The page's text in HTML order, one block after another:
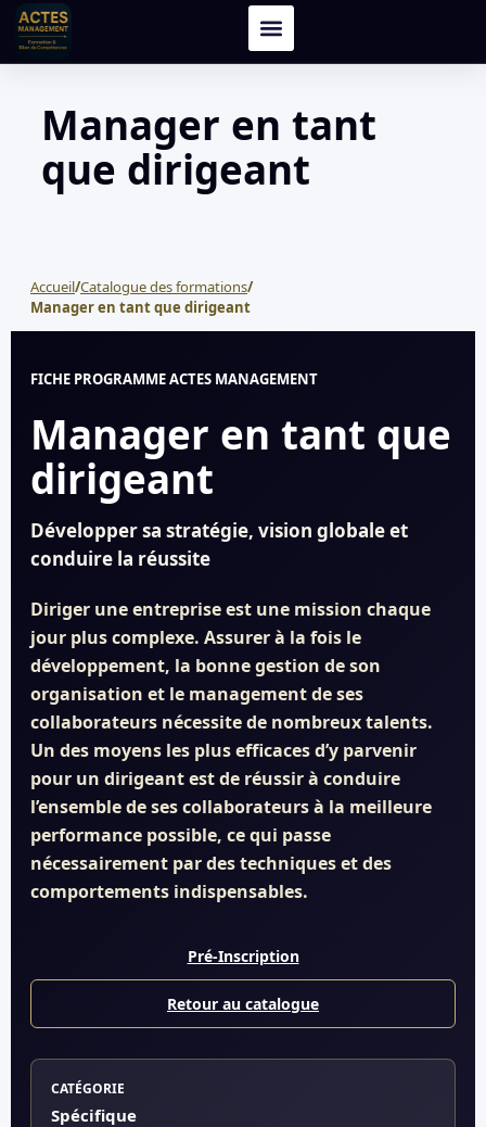
Manager en tant
que dirigeant
Accueil/Catalogue des formations/
Manager en tant que dirigeant
FICHE PROGRAMME ACTES MANAGEMENT
Manager en tant que
dirigeant
Développer sa stratégie, vision globale et
conduire la réussite
Diriger une entreprise est une mission chaque
jour plus complexe. Assurer à la fois le
développement, la bonne gestion de son
organisation et le management de ses
collaborateurs nécessite de nombreux talents.
Un des moyens les plus efficaces d’y parvenir
pour un dirigeant est de réussir à conduire
l’ensemble de ses collaborateurs à la meilleure
performance possible, ce qui passe
nécessairement par des techniques et des
comportements indispensables.
Pré-Inscription
Retour au catalogue
CATÉGORIE
Spécifique